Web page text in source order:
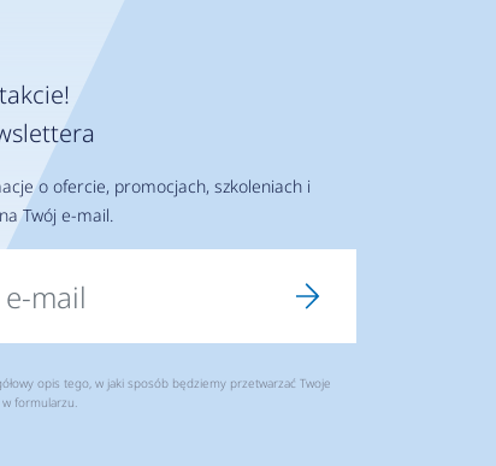
o ofercie, promocjach, szkoleniach i
Twój e-mail.
opis tego, w jaki sposób będziemy przetwarzać Twoje
formularzu.